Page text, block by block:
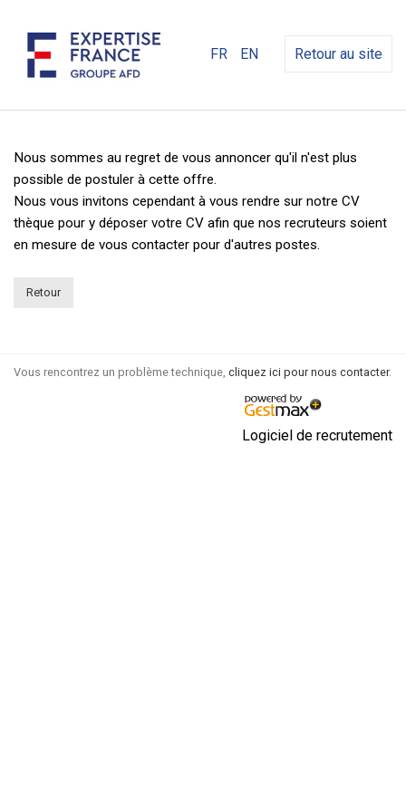
FR EN Retour au site
Nous sommes au regret de vous annoncer qu'il n'est plus
possible de postuler à cette offre.
Nous vous invitons cependant à vous rendre sur notre CV
thèque pour y déposer votre CV afin que nos recruteurs soient
en mesure de vous contacter pour d'autres postes.
Retour
Vous rencontrez un problème technique, cliquez ici pour nous contacter.
Logiciel de recrutement